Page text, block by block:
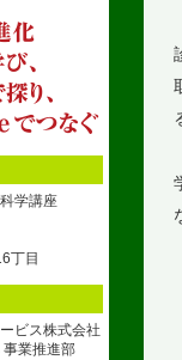
学講座
丁目
ビス株式会社
業推進部